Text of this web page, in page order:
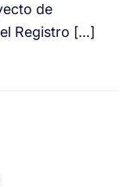
de
Registro […]